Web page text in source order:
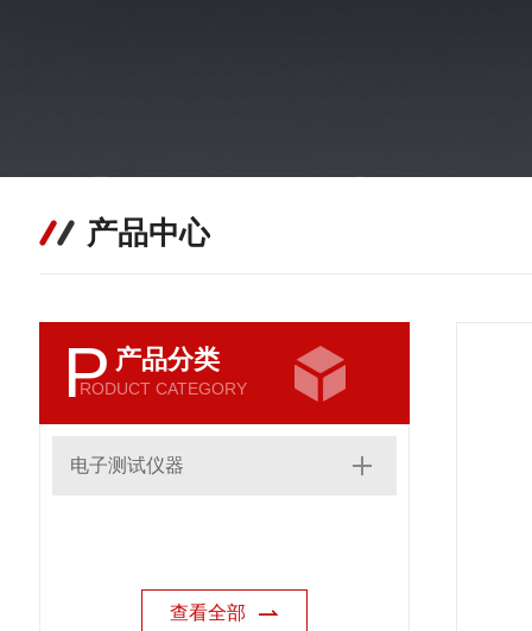
产品中心
P 产品分类
RODUCT CATEGORY
电子测试仪器
查看全部